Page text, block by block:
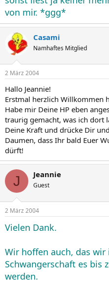
von mir. *ggg*
Casami
Namhaftes Mitglied
2 März 2004
Hallo Jeannie!
Erstmal herzlich Willkommen
Habe mir Deine HP eben
traurig gemacht, was ich dort
Deine Kraft und drücke Dir
Daumen, dass Ihr bald Euer
dürft!
J Jeannie
Guest
2 März 2004
Vielen Dank.
Wir hoffen auch, das wir
Schwangerschaft es bis
werden.